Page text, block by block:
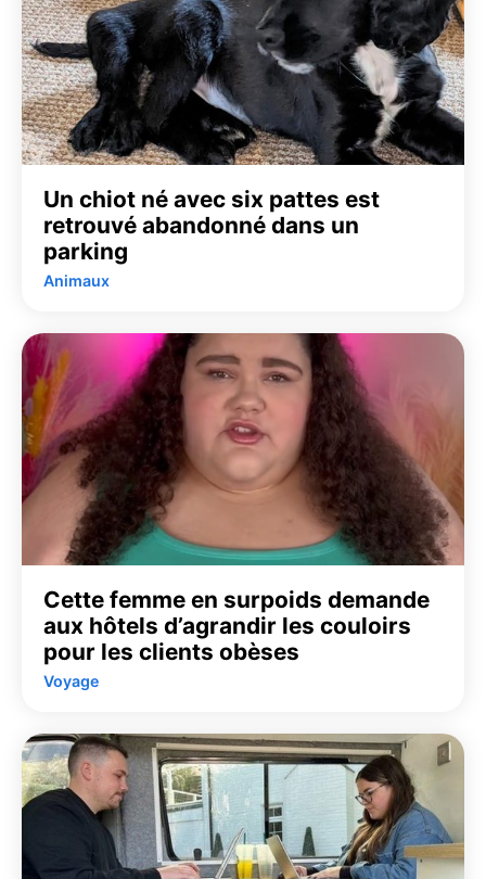
Un chiot né avec six pattes est
retrouvé abandonné dans un
parking
Animaux
Cette femme en surpoids demande
aux hôtels d’agrandir les couloirs
pour les clients obèses
Voyage